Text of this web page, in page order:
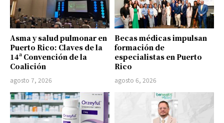
Asma y salud pulmonar en
Puerto Rico: Claves de la
14ª Convención de la
Coalición
agosto 7, 2026
Becas médicas impulsan
formación de
especialistas en Puerto
Rico
agosto 6, 2026